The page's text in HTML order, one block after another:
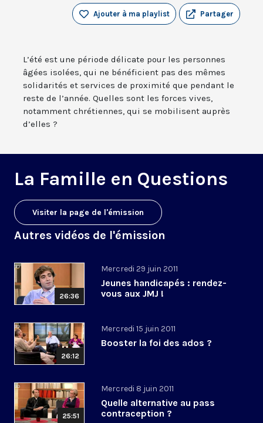
Partager
Ajouter à ma playlist
L’été est une période délicate pour les personnes
âgées isolées, qui ne bénéficient pas des mêmes
solidarités et services de proximité que pendant le
reste de l’année. Quelles sont les forces vives,
notamment chrétiennes, qui se mobilisent auprès
d’elles ?
La Famille en Questions
Visiter la page de l'émission
Autres vidéos de l'émission
26:36
Mercredi 29 juin 2011
Jeunes handicapés : rendez-
vous aux JMJ !
26:12
Mercredi 15 juin 2011
Booster la foi des ados ?
25:51
Mercredi 8 juin 2011
Quelle alternative au pass
contraception ?